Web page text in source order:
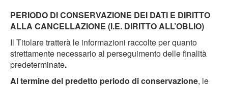
PERIODO DI CONSERVAZIONE DEI DATI E DIRITTO
ALLA CANCELLAZIONE (I.E. DIRITTO ALL’OBLIO)
Il Titolare tratterà le informazioni raccolte per quanto
strettamente necessario al perseguimento delle finalità
predeterminate.
Al termine del predetto periodo di conservazione, le